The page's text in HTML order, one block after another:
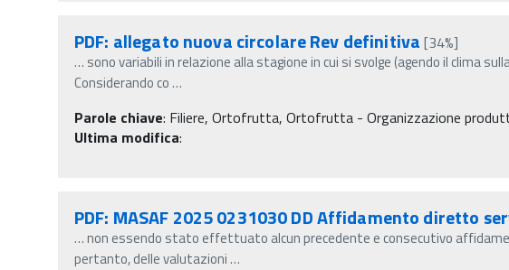
PDF: allegato nuova circolare Rev definitiva [34%]
… sono variabili in relazione alla stagione in cui si svolge (agendo il clima
Considerando co…
Parole chiave: Filiere, Ortofrutta, Ortofrutta - Organizzazione
Ultima modifica:
PDF: MASAF 2025 0231030 DD Affidamento diretto
…non essendo stato effettuato alcun precedente e consecutivo
pertanto, delle valutazioni…